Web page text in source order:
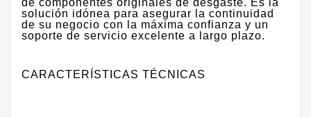
solución idónea para asegurar la continuidad
de su negocio con la máxima confianza y un
soporte de servicio excelente a largo plazo.
CARACTERÍSTICAS TÉCNICAS